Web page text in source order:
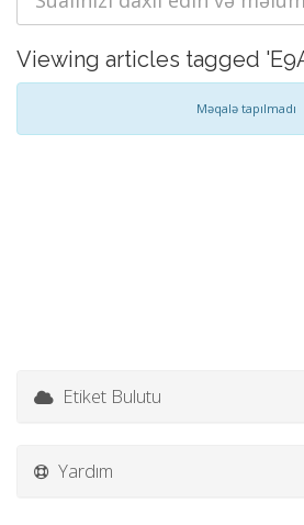
Viewing articles tagged
Məqalə tapılmadı
Etiket Bulutu
Yardım